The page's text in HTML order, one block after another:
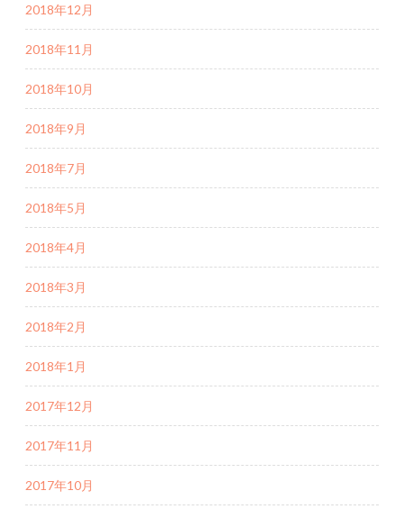
2018年12月
2018年11月
2018年10月
2018年9月
2018年7月
2018年5月
2018年4月
2018年3月
2018年2月
2018年1月
2017年12月
2017年11月
2017年10月